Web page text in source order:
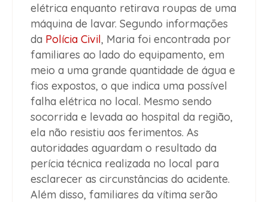
elétrica enquanto retirava roupas de uma
máquina de lavar. Segundo informações
da Polícia Civil, Maria foi encontrada por
familiares ao lado do equipamento, em
meio a uma grande quantidade de água e
fios expostos, o que indica uma possível
falha elétrica no local. Mesmo sendo
socorrida e levada ao hospital da região,
ela não resistiu aos ferimentos. As
autoridades aguardam o resultado da
perícia técnica realizada no local para
esclarecer as circunstâncias do acidente.
Além disso, familiares da vítima serão